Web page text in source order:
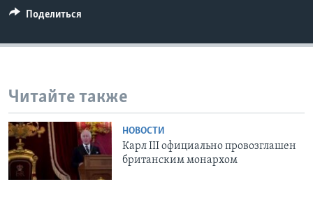
Поделиться
Читайте также
НОВОСТИ
Карл III официально провозглашен
британским монархом